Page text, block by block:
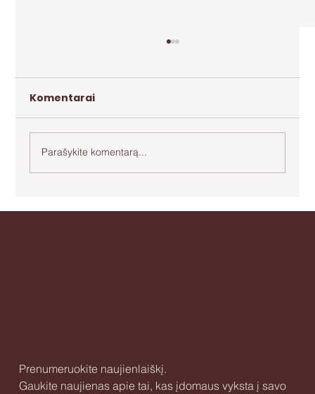
Apie agresiją ir bejėgystę
Komentarai
Parašykite komentarą...
Prenumeruokite naujienlaiškį.
Gaukite naujienas apie tai, kas įdomaus vyksta į savo